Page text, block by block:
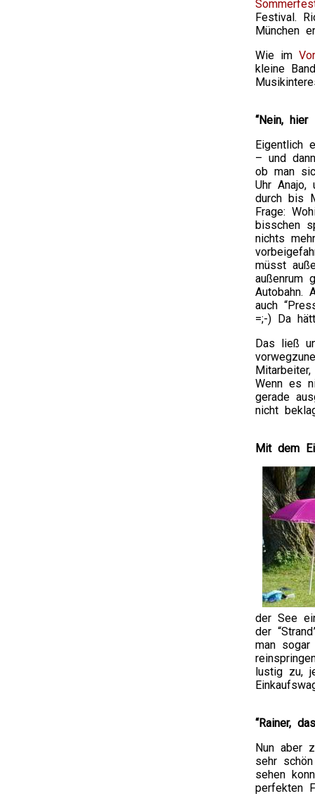
Festival.
München
Wie im
kleine
“Nein, hier
Eigentlich
– und
ob man
Uhr
durch bis
Frage:
bisschen
nichts
müsst
außenrum
Autobahn.
auch
=;-) Da
Das ließ
Wenn es
gerade
nicht
Mit dem
der See
der
man
lustig zu,
“Rainer,
Nun aber
sehr
sehen
perfekten